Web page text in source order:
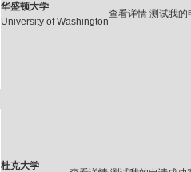
华盛顿大学
University of Washington
查看详情 测试我的
杜克大学